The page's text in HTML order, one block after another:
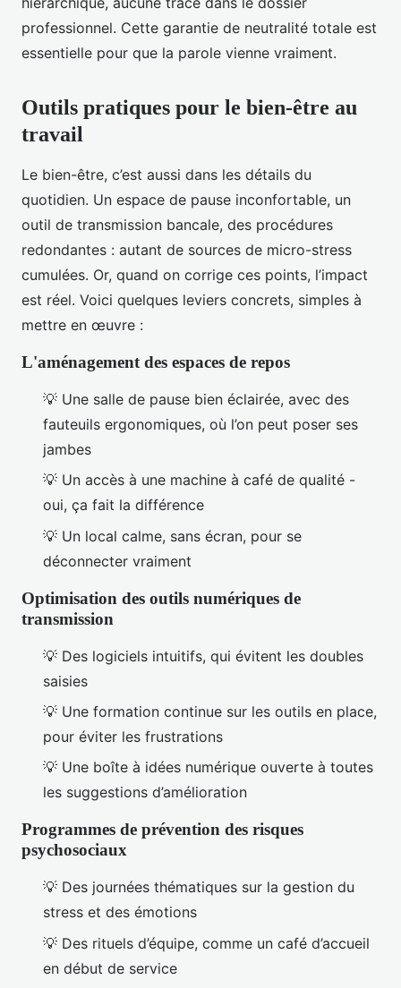
professionnel. Cette garantie de neutralité totale est
essentielle pour que la parole vienne vraiment.
Outils pratiques pour le bien-être au
travail
Le bien-être, c’est aussi dans les détails du
quotidien. Un espace de pause inconfortable, un
outil de transmission bancale, des procédures
redondantes : autant de sources de micro-stress
cumulées. Or, quand on corrige ces points, l’impact
est réel. Voici quelques leviers concrets, simples à
mettre en œuvre :
L'aménagement des espaces de repos
💡 Une salle de pause bien éclairée, avec des
fauteuils ergonomiques, où l’on peut poser ses
jambes
💡 Un accès à une machine à café de qualité -
oui, ça fait la différence
💡 Un local calme, sans écran, pour se
déconnecter vraiment
Optimisation des outils numériques de
transmission
💡 Des logiciels intuitifs, qui évitent les doubles
saisies
💡 Une formation continue sur les outils en place,
pour éviter les frustrations
💡 Une boîte à idées numérique ouverte à toutes
les suggestions d’amélioration
Programmes de prévention des risques
psychosociaux
💡 Des journées thématiques sur la gestion du
stress et des émotions
💡 Des rituels d’équipe, comme un café d’accueil
en début de service